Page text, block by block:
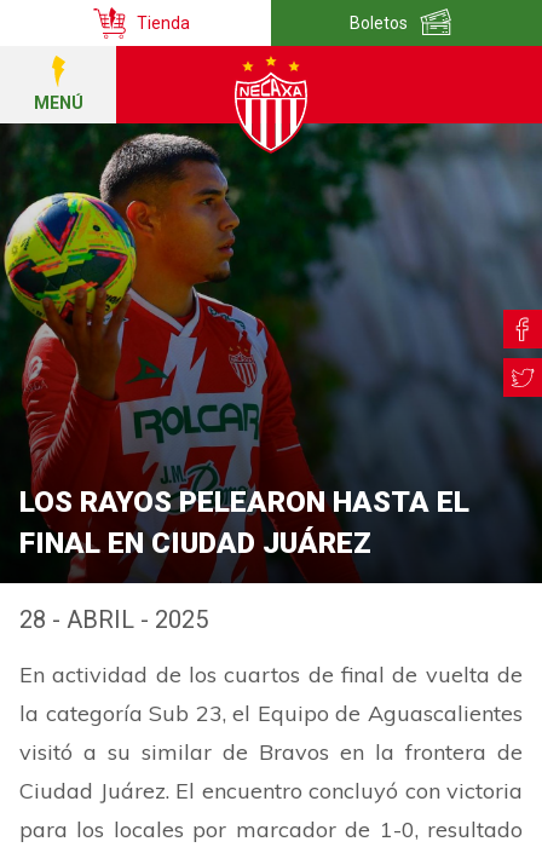
Tienda Boletos
MENÚ
LOS RAYOS PELEARON HASTA EL
FINAL EN CIUDAD JUÁREZ
28 - ABRIL - 2025
En actividad de los cuartos de final de vuelta de
la categoría Sub 23, el Equipo de Aguascalientes
visitó a su similar de Bravos en la frontera de
Ciudad Juárez. El encuentro concluyó con victoria
para los locales por marcador de 1-0, resultado